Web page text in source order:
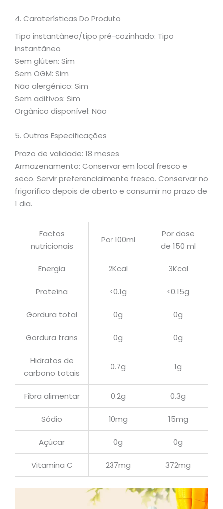
4. Caraterísticas Do Produto
Tipo instantâneo/tipo pré-cozinhado: Tipo
instantâneo
Sem glúten: Sim
Sem OGM: Sim
Não alergénico: Sim
Sem aditivos: Sim
Orgânico disponível: Não
5. Outras Especificações
Prazo de validade: 18 meses
Armazenamento: Conservar em local fresco e
seco. Servir preferencialmente fresco. Conservar no
frigorífico depois de aberto e consumir no prazo de
1 dia.
Factos
nutricionais
Por 100ml
Por dose
de 150 ml
Energia 2Kcal 3Kcal
Proteína <0.1g <0.15g
Gordura total 0g 0g
Gordura trans 0g 0g
Hidratos de
carbono totais
0.7g 1g
Fibra alimentar 0.2g 0.3g
Sódio 10mg 15mg
Açúcar 0g 0g
Vitamina C 237mg 372mg